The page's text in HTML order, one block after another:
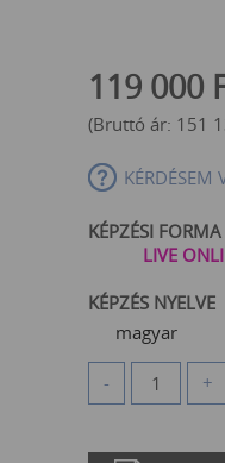
119 000
(Bruttó ár: 151
KÉRDÉSEM
KÉPZÉSI FORMA
LIVE
KÉPZÉS NYELVE
magyar
- +